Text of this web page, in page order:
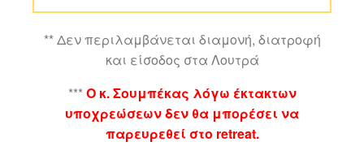
** Δεν περιλαμβάνεται διαμονή, διατροφή
και είσοδος στα Λουτρά
***Ο κ. Σουμπέκας λόγω έκτακτων
υποχρεώσεων δεν θα μπορέσει να
παρευρεθεί στο retreat.